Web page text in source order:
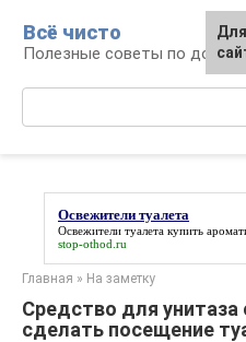
контенту
Всё чисто
Полезные советы по
Освежители туалета
Освежители туалета купить
stop-othod.ru
Главная » На заметку
Средство для унитаза
сделать посещение